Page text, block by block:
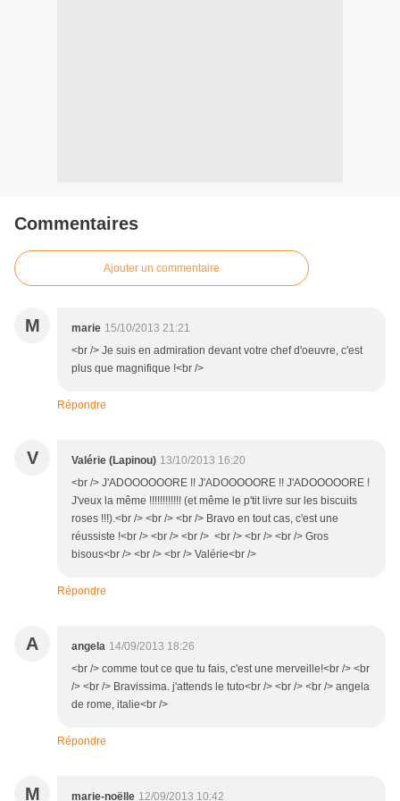
Commentaires
Ajouter un commentaire
M marie 15/10/2013 21:21
<br /> Je suis en admiration devant votre chef d'oeuvre, c'est
plus que magnifique !<br />
Répondre
V Valérie (Lapinou) 13/10/2013 16:20
<br /> J'ADOOOOOORE !! J'ADOOOOORE !! J'ADOOOOORE !
J'veux la même !!!!!!!!!!!! (et même le p'tit livre sur les biscuits
roses !!!).<br /> <br /> <br /> Bravo en tout cas, c'est une
réussiste !<br /> <br /> <br /> <br /> <br /> <br /> Gros
bisous<br /> <br /> <br /> Valérie<br />
Répondre
A angela 14/09/2013 18:26
<br /> comme tout ce que tu fais, c'est une merveille!<br /> <br
/> <br /> Bravissima. j'attends le tuto<br /> <br /> <br /> angela
de rome, italie<br />
Répondre
M marie-noëlle 12/09/2013 10:42